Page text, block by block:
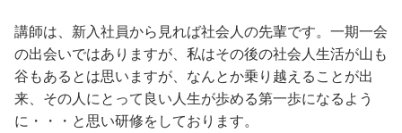
講師は、新入社員から見れば社会人の先輩です。一期一会
の出会いではありますが、私はその後の社会人生活が山も
谷もあるとは思いますが、なんとか乗り越えることが出
来、その人にとって良い人生が歩める第一歩になるよう
に・・・と思い研修をしております。